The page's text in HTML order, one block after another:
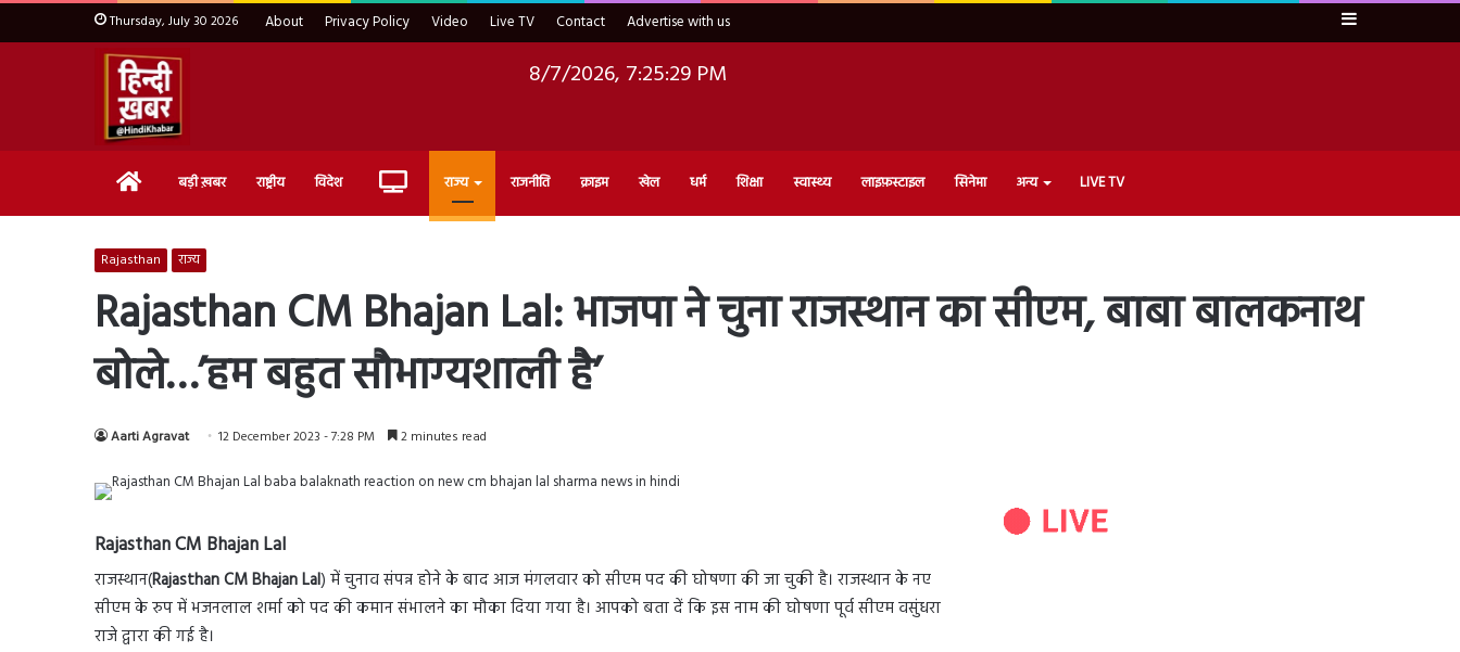
Thursday, July 30 2026 About Privacy Policy Video Live TV Contact Advertise with us Sidebar
8/7/2026, 7:25:30 PM
Home बड़ी ख़बर राष्ट्रीय विदेश Live राज्य राजनीति क्राइम खेल धर्म शिक्षा स्वास्थ्य लाइफ़स्टाइल सिनेमा अन्य LIVE TV
Rajasthan राज्य
Rajasthan CM Bhajan Lal: भाजपा ने चुना राजस्थान का सीएम, बाबा बालकनाथ
बोले…’हम बहुत सौभाग्यशाली है’
Aarti Agravat 12 December 2023 - 7:28 PM 2 minutes read
Rajasthan CM Bhajan Lal
राजस्थान(Rajasthan CM Bhajan Lal) में चुनाव संपन्न होने के बाद आज मंगलवार को सीएम पद की घोषणा की जा चुकी है। राजस्थान के नए
सीएम के रुप में भजनलाल शर्मा को पद की कमान संभालने का मौका दिया गया है। आपको बता दें कि इस नाम की घोषणा पूर्व सीएम वसुंधरा
राजे द्वारा की गई है।